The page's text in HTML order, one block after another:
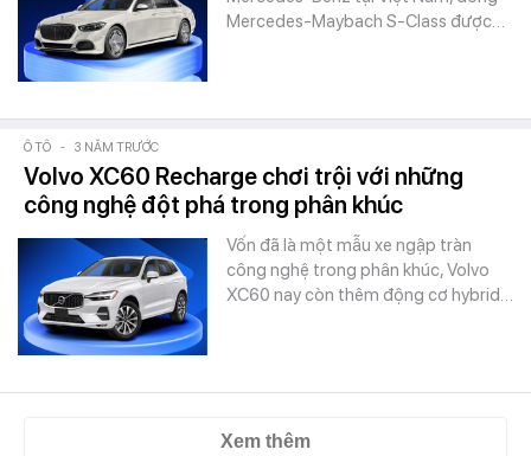
Mercedes-Maybach S-Class được…
Ô TÔ - 3 NĂM TRƯỚC
Volvo XC60 Recharge chơi trội với những
công nghệ đột phá trong phân khúc
Vốn đã là một mẫu xe ngập tràn
công nghệ trong phân khúc, Volvo
XC60 nay còn thêm động cơ hybrid…
Xem thêm